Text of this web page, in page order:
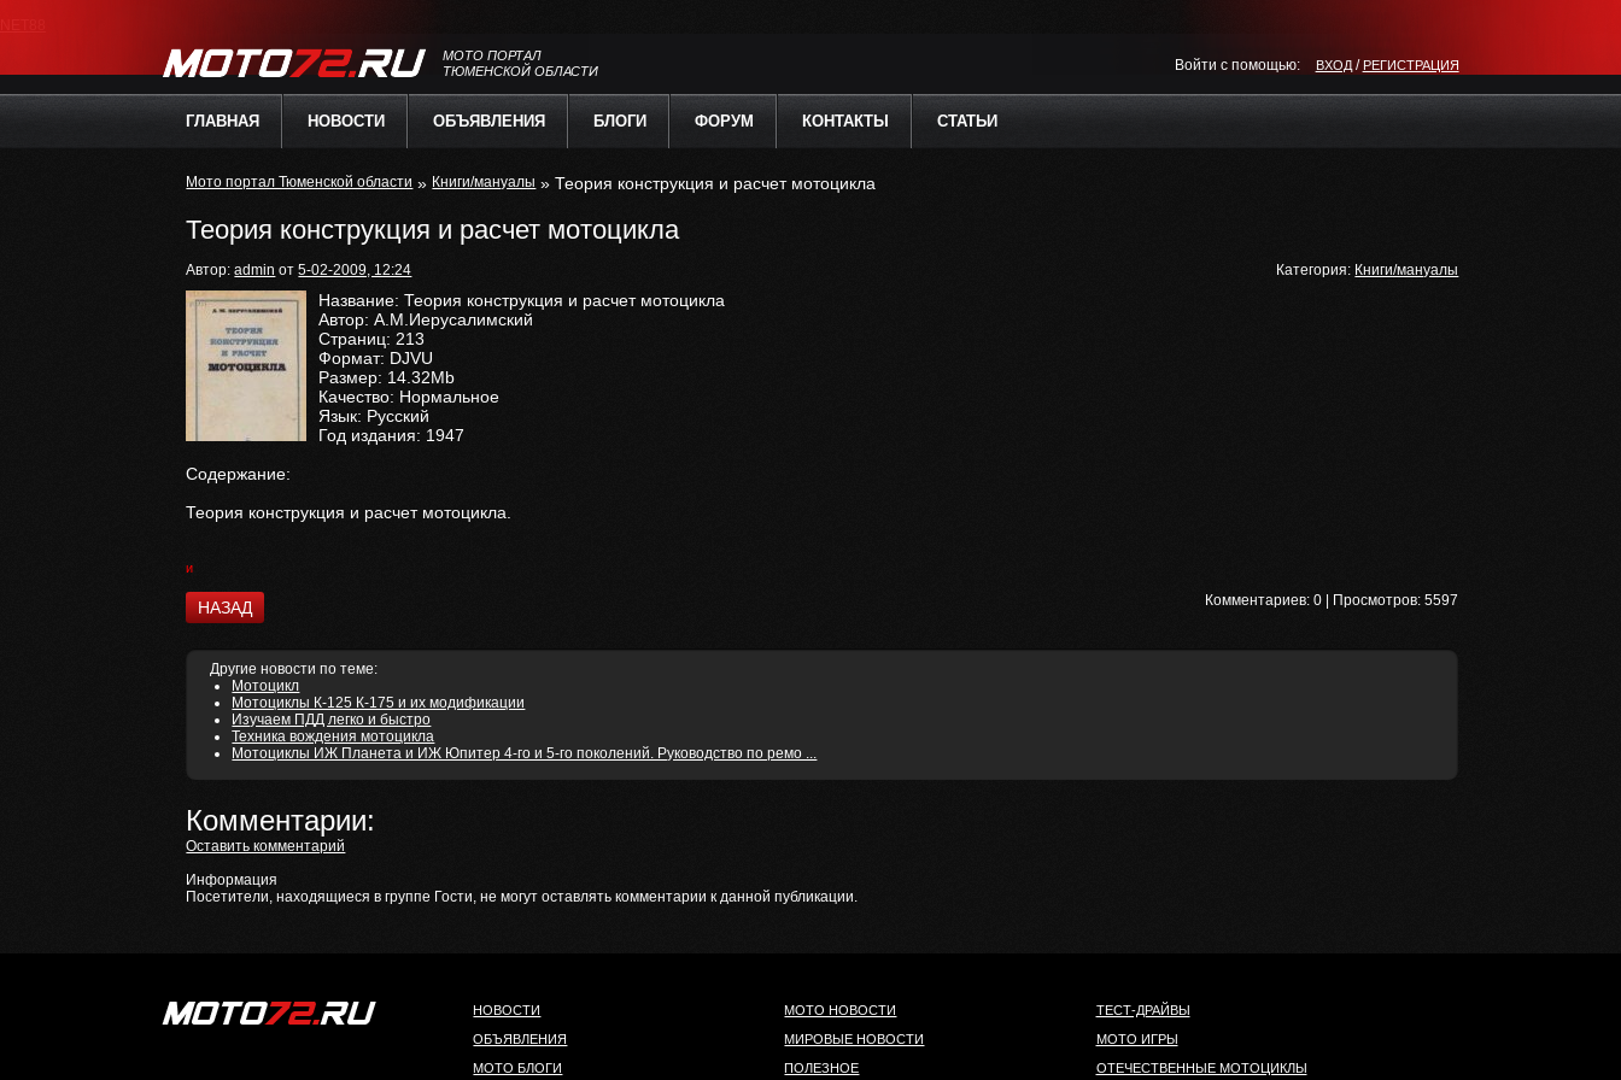
МОТО ПОРТАЛ
ТЮМЕНСКОЙ ОБЛАСТИ
Войти с помощью: ВХОД/ РЕГИСТРАЦИЯ
ГЛАВНАЯ НОВОСТИ ОБЪЯВЛЕНИЯ БЛОГИ ФОРУМ КОНТАКТЫ СТАТЬИ
Мото портал Тюменской области » Книги/мануалы » Теория конструкция и расчет мотоцикла
Теория конструкция и расчет мотоцикла
Автор:admin от5-02-2009, 12:24 Категория: Книги/мануалы
Название: Теория конструкция и расчет мотоцикла
Автор: А.М.Иерусалимский
Страниц: 213
Формат: DJVU
Размер: 14.32Mb
Качество: Нормальное
Язык: Русский
Год издания: 1947
Содержание:
Теория конструкция и расчет мотоцикла.
и
НАЗАД Комментариев:0 | Просмотров:5597
Другие новости по теме:
Мотоцикл
Мотоциклы К-125 К-175 и их модификации
Изучаем ПДД легко и быстро
Техника вождения мотоцикла
Мотоциклы ИЖ Планета и ИЖ Юпитер 4-го и 5-го поколений. Руководство по ремо ...
Комментарии:
Оставить комментарий
Информация
Посетители, находящиеся в группе Гости, не могут оставлять комментарии к данной публикации.
НОВОСТИ
ОБЪЯВЛЕНИЯ
МОТО БЛОГИ
МОТО НОВОСТИ
МИРОВЫЕ НОВОСТИ
ПОЛЕЗНОЕ
ТЕСТ-ДРАЙВЫ
МОТО ИГРЫ
ОТЕЧЕСТВЕННЫЕ МОТОЦИКЛЫ